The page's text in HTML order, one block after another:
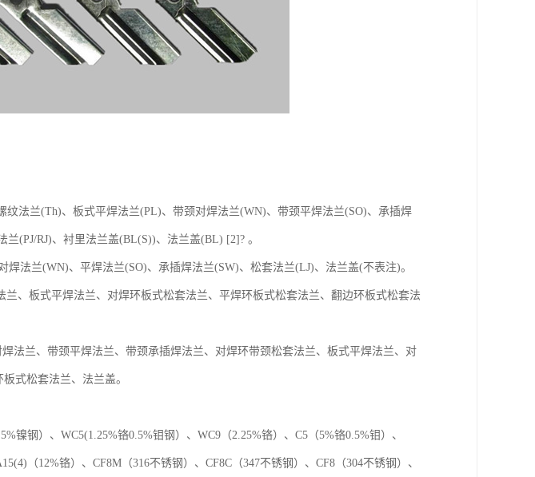
法兰(Th)、板式平焊法兰(PL)、带颈对焊法兰(WN)、带颈平焊法兰(SO)、承插焊
(PJ/RJ)、衬里法兰盖(BL(S))、法兰盖(BL) [2]? 。
法兰(WN)、平焊法兰(SO)、承插焊法兰(SW)、松套法兰(LJ)、法兰盖(不表注)。
、板式平焊法兰、对焊环板式松套法兰、平焊环板式松套法兰、翻边环板式松套法
兰、带颈平焊法兰、带颈承插焊法兰、对焊环带颈松套法兰、板式平焊法兰、对
式松套法兰、法兰盖。
钢）、WC5(1.25%铬0.5%钼钢）、WC9（2.25%铬）、C5（5%铬0.5%钼）、
（12%铬）、CF8M（316不锈钢）、CF8C（347不锈钢）、CF8（304不锈钢）、